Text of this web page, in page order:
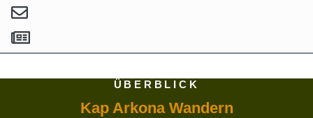
ÜBERBLICK
Kap Arkona Wandern